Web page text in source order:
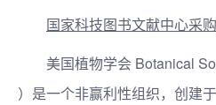
国家科技图书文献中心采购
美国植物学会 Botanical
）是一个非赢利性组织，创建